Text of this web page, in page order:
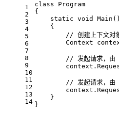
1
2
3
4
5
6
7
8
9
10
11
12
13
14
class
Program
{
static void Main ()
    {
// 创建上下文对
Context
// 发起请求，
// 发起请求，
    }
}